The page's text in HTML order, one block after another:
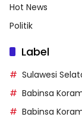
Hot News
Politik
Label
Sulawesi
Babinsa
Babinsa